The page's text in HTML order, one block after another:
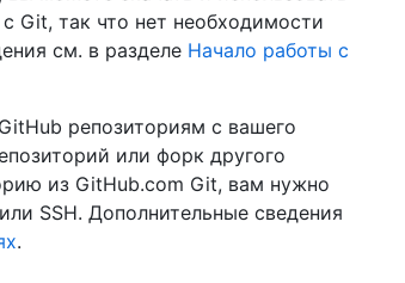
Git, так что нет необходимости
см. в разделе Начало работы с
репозиториям с вашего
или форк другого
из GitHub.com Git, вам нужно
SSH. Дополнительные сведения
.